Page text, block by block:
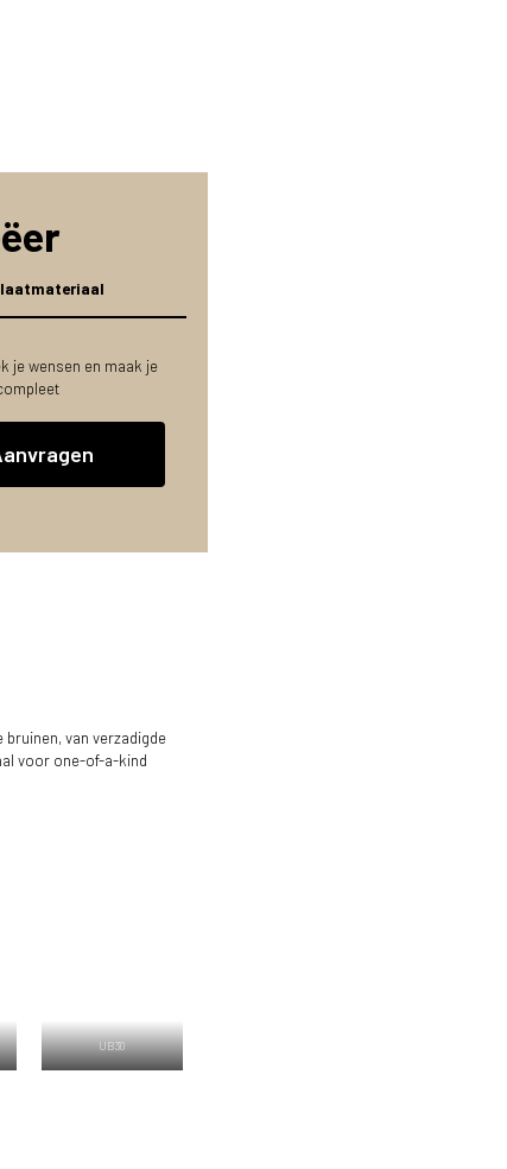
je wensen en maak je
van verzadigde
voor one-of-a-kind
UB30